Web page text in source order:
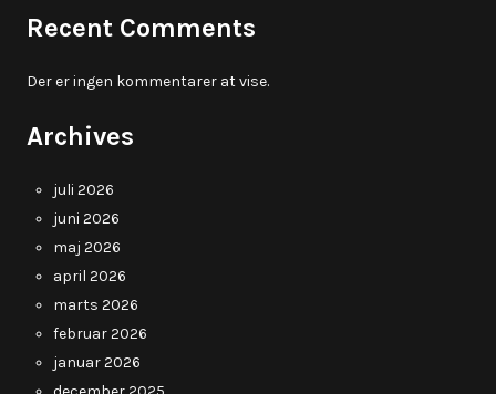
Recent Comments
Der er ingen kommentarer at vise.
Archives
juli 2026
juni 2026
maj 2026
april 2026
marts 2026
februar 2026
januar 2026